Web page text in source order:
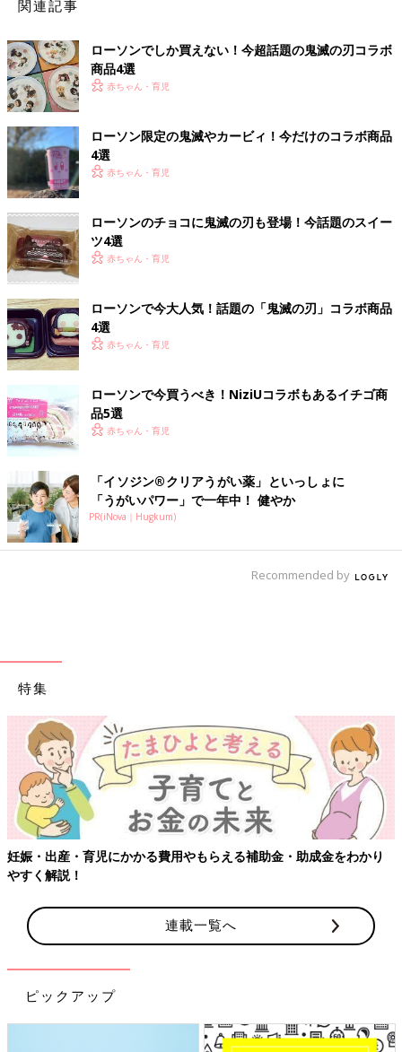
関連記事
ローソンでしか買えない！今超話題の鬼滅の刃コラボ
商品4選
赤ちゃん・育児
ローソン限定の鬼滅やカービィ！今だけのコラボ商品
4選
赤ちゃん・育児
ローソンのチョコに鬼滅の刃も登場！今話題のスイー
ツ4選
赤ちゃん・育児
ローソンで今大人気！話題の「鬼滅の刃」コラボ商品
4選
赤ちゃん・育児
ローソンで今買うべき！NiziUコラボもあるイチゴ商
品5選
赤ちゃん・育児
「イソジン®クリアうがい薬」といっしょに
「うがいパワー」で一年中！ 健やか
PR(iNova｜Hugkum)
Recommended by
特集
妊娠・出産・育児にかかる費用やもらえる補助金・助成金をわかり
やすく解説！
連載一覧へ
ピックアップ